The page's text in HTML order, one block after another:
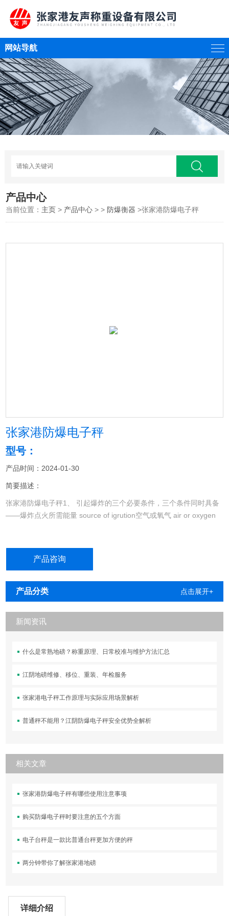
网站导航
产品中心
当前位置： 主页 > 产品中心 > > 防爆衡器 >张家港防爆电子秤
张家港防爆电子秤
型号：
产品时间：2024-01-30
简要描述：
张家港防爆电子秤1、 引起爆炸的三个必要条件，三个条件同时具备
——爆炸点火所需能量 source of igrution空气或氧气 air or oxygen
产品咨询
产品分类 点击展开+
新闻资讯
什么是常熟地磅？称重原理、日常校准与维护方法汇总
江阴地磅维修、移位、重装、年检服务
张家港电子秤工作原理与实际应用场景解析
普通秤不能用？江阴防爆电子秤安全优势全解析
相关文章
张家港防爆电子秤有哪些使用注意事项
购买防爆电子秤时要注意的五个方面
电子台秤是一款比普通台秤更加方便的秤
两分钟带你了解张家港地磅
详细介绍